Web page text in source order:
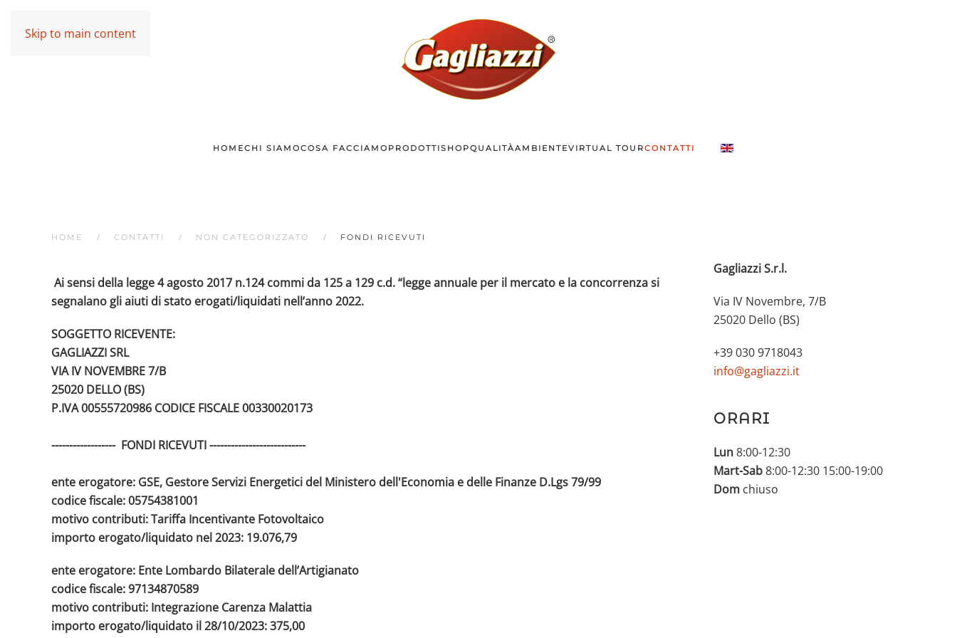
Skip to main content
HOMECHI SIAMOCOSA FACCIAMO PRODOTTISHOPQUALITÀAMBIENTEVIRTUAL TOURCONTATTI
HOME CONTATTI NON CATEGORIZZATO FONDI RICEVUTI
Ai sensi della legge 4 agosto 2017 n.124 commi da 125 a 129 c.d. “legge annuale per il mercato e la concorrenza si
segnalano gli aiuti di stato erogati/liquidati nell’anno 2022.
SOGGETTO RICEVENTE:
GAGLIAZZI SRL
VIA IV NOVEMBRE 7/B
25020 DELLO (BS)
P.IVA 00555720986 CODICE FISCALE 00330020173
------------------ FONDI RICEVUTI ---------------------------
ente erogatore: GSE, Gestore Servizi Energetici del Ministero dell'Economia e delle Finanze D.Lgs 79/99
codice fiscale: 05754381001
motivo contributi: Tariffa Incentivante Fotovoltaico
importo erogato/liquidato nel 2023: 19.076,79
ente erogatore: Ente Lombardo Bilaterale dell’Artigianato
codice fiscale: 97134870589
motivo contributi: Integrazione Carenza Malattia
importo erogato/liquidato il 28/10/2023: 375,00
Gagliazzi S.r.l.
Via IV Novembre, 7/B
25020 Dello (BS)
+39 030 9718043
info@gagliazzi.it
ORARI
Lun8:00-12:30
Mart-Sab8:00-12:30 15:00-19:00
Dom chiuso